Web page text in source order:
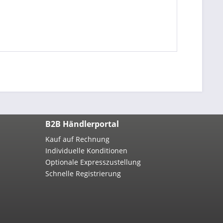
B2B Händlerportal
Kauf auf Rechnung
Individuelle Konditionen
Optionale Expresszustellung
Schnelle Registrierung